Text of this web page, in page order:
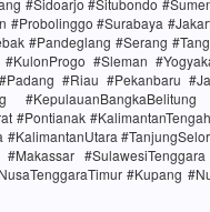
#Sidoarjo #Situbondo
#Probolinggo #Surabaya
#Pandeglang #Serang
#Sleman
#Riau #Pekanbaru
#Pontianak
#Kupang